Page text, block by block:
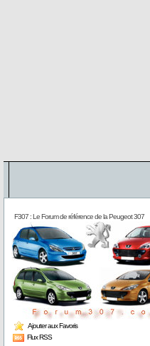
F307 : Le Forum de référence de la Peugeot 307
Ajouter aux Favoris
Flux RSS